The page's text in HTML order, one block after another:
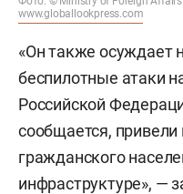
www.globallookpress.com
«Он также осуждает
беспилотные атаки
Российской
сообщается,
гражданского
инфраструктуре», —